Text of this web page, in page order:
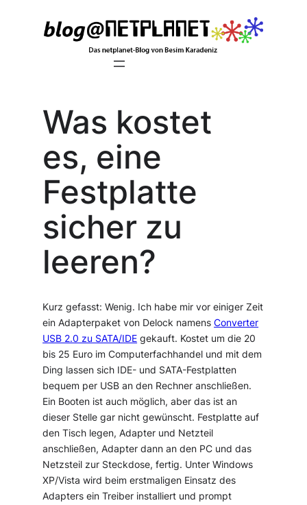
Was kostet
es, eine
Festplatte
sicher zu
leeren?
Kurz gefasst: Wenig. Ich habe mir vor einiger Zeit
ein Adapterpaket von Delock namensConverter
USB 2.0 zu SATA/IDE gekauft. Kostet um die 20
bis 25 Euro im Computerfachhandel und mit dem
Ding lassen sich IDE- und SATA-Festplatten
bequem per USB an den Rechner anschließen.
Ein Booten ist auch möglich, aber das ist an
dieser Stelle gar nicht gewünscht. Festplatte auf
den Tisch legen, Adapter und Netzteil
anschließen, Adapter dann an den PC und das
Netzsteil zur Steckdose, fertig. Unter Windows
XP/Vista wird beim erstmaligen Einsatz des
Adapters ein Treiber installiert und prompt